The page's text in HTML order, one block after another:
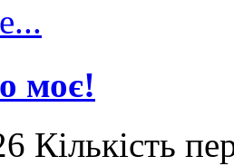
моє!
Кількість